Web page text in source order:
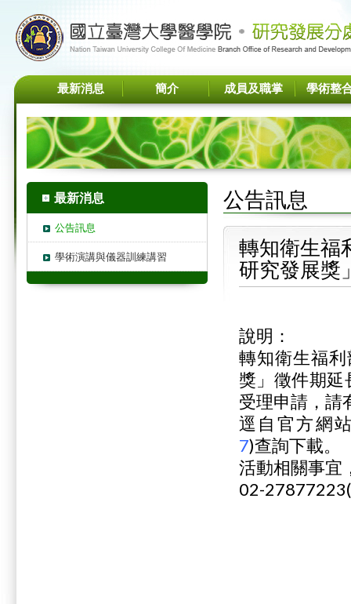
最新消息 簡介 成員及職掌 學術整
最新消息
公告訊息
學術演講與儀器訓練講習
公告訊息
轉知衛生福
研究發展獎
說明：
轉知衛生福
獎」徵件期
受理申請，請
逕自官方網
7)查詢下載。
活動相關事宜
02-